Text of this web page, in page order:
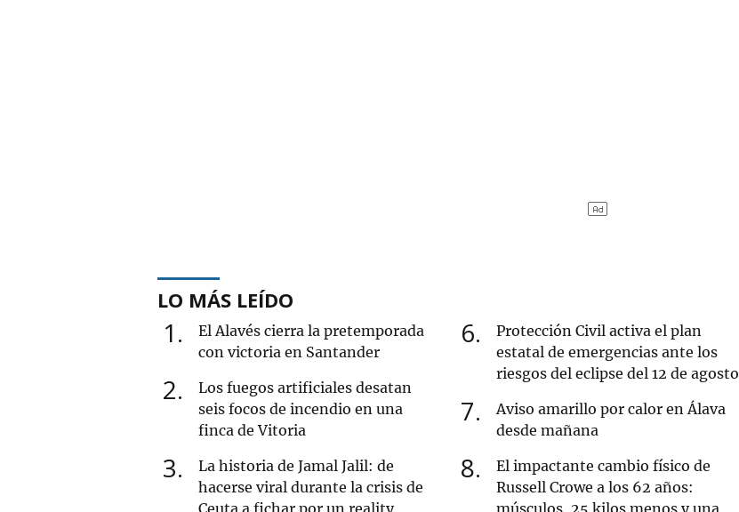
LO MÁS LEÍDO
1
El Alavés cierra la pretemporada
con victoria en Santander
2
Los fuegos artificiales desatan
seis focos de incendio en una
finca de Vitoria
3
La historia de Jamal Jalil: de
hacerse viral durante la crisis de
Ceuta a fichar por un reality
6
Protección Civil activa el plan
estatal de emergencias ante los
riesgos del eclipse del 12 de agosto
7
Aviso amarillo por calor en Álava
desde mañana
8
El impactante cambio físico de
Russell Crowe a los 62 años:
músculos, 25 kilos menos y una